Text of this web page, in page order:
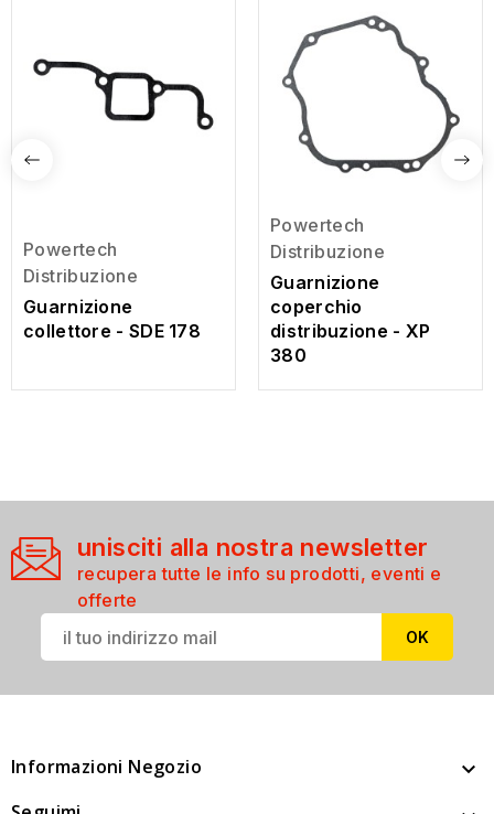
Powertech
Distribuzione
Guarnizione
collettore - SDE 178
Powertech
Distribuzione
Guarnizione
coperchio
distribuzione - XP
380
unisciti alla nostra newsletter
recupera tutte le info su prodotti, eventi e
offerte
Informazioni Negozio 